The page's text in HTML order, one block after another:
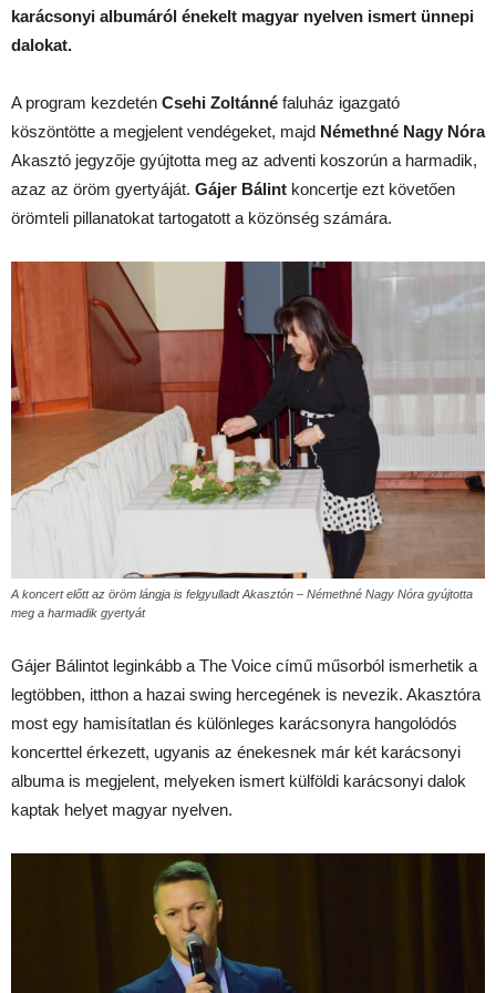
karácsonyi albumáról énekelt magyar nyelven ismert ünnepi
dalokat.
A program kezdetén Csehi Zoltánné faluház igazgató
köszöntötte a megjelent vendégeket, majd Némethné Nagy Nóra
Akasztó jegyzője gyújtotta meg az adventi koszorún a harmadik,
azaz az öröm gyertyáját. Gájer Bálint koncertje ezt követően
örömteli pillanatokat tartogatott a közönség számára.
A koncert előtt az öröm lángja is felgyulladt Akasztón – Némethné Nagy Nóra gyújtotta
meg a harmadik gyertyát
Gájer Bálintot leginkább a The Voice című műsorból ismerhetik a
legtöbben, itthon a hazai swing hercegének is nevezik. Akasztóra
most egy hamisítatlan és különleges karácsonyra hangolódós
koncerttel érkezett, ugyanis az énekesnek már két karácsonyi
albuma is megjelent, melyeken ismert külföldi karácsonyi dalok
kaptak helyet magyar nyelven.